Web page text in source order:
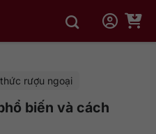
rượu ngoại
biến và cách